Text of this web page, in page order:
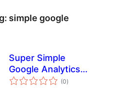
simple google
Super Simple
Google Analytics
Lite
(0টা
মুঠ)